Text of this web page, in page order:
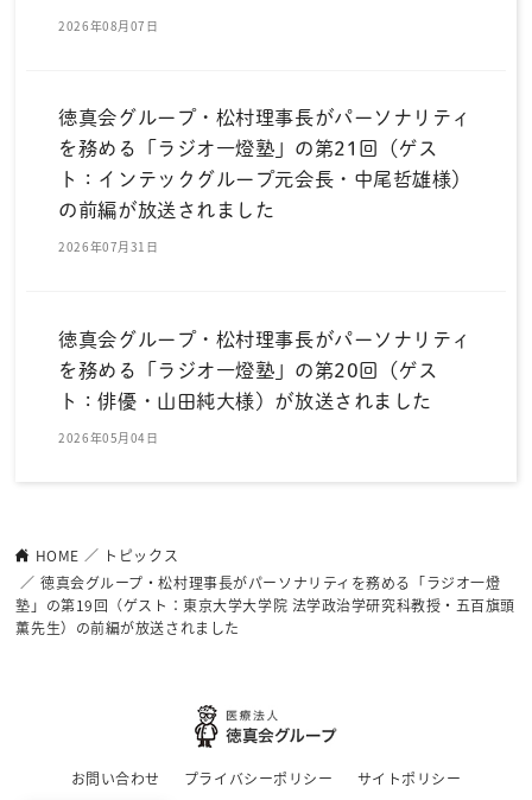
2026年08月07日
徳真会グループ・松村理事長がパーソナリティ
を務める「ラジオ一燈塾」の第21回（ゲス
ト：インテックグループ元会長・中尾哲雄様）
の前編が放送されました
2026年07月31日
徳真会グループ・松村理事長がパーソナリティ
を務める「ラジオ一燈塾」の第20回（ゲス
ト：俳優・山田純大様）が放送されました
2026年05月04日
HOME
トピックス
徳真会グループ・松村理事長がパーソナリティを務める「ラジオ一燈
塾」の第19回（ゲスト：東京大学大学院 法学政治学研究科教授・五百旗頭
薫先生）の前編が放送されました
お問い合わせ プライバシーポリシー サイトポリシー